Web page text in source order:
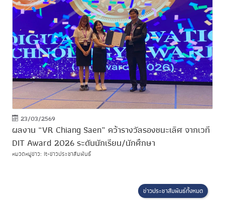
23/03/2569
ผลงาน “VR Chiang Saen” คว้ารางวัลรองชนะเลิศ จากเวที
DIT Award 2026 ระดับนักเรียน/นักศึกษา
หมวดหมู่ข่าว: It-ข่าวประชาสัมพันธ์
ข่าวประชาสัมพันธ์ทั้งหมด